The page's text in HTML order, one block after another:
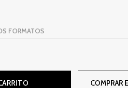
FORMATOS
COMPRAR